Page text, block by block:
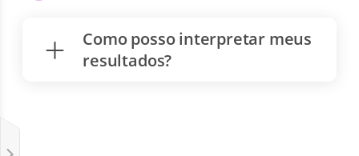
Como posso interpretar meus
resultados?